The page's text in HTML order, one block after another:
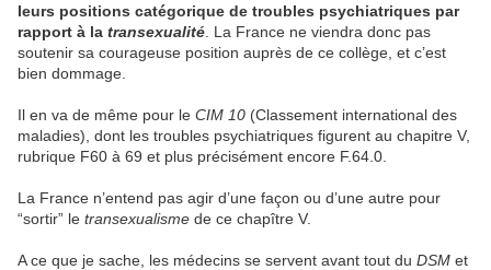
leurs positions catégorique de troubles psychiatriques par
rapport à la transexualité . La France ne viendra donc pas
soutenir sa courageuse position auprès de ce collège, et c’est
bien dommage.
Il en va de même pour le CIM 10 (Classement international des
maladies), dont les troubles psychiatriques figurent au chapitre V,
rubrique F60 à 69 et plus précisément encore F.64.0.
La France n’entend pas agir d’une façon ou d’une autre pour
“sortir” le transexualisme de ce chapître V.
A ce que je sache, les médecins se servent avant tout du DSM et